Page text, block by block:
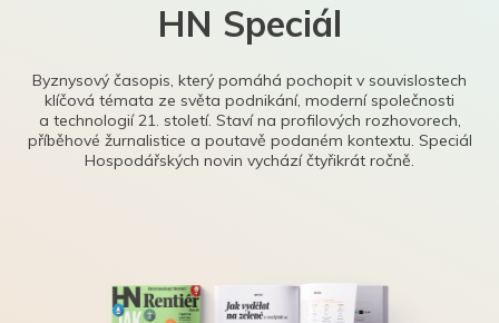
HN Speciál
Byznysový časopis, který pomáhá pochopit v souvislostech
klíčová témata ze světa podnikání, moderní společnosti
a technologií 21. století. Staví na profilových rozhovorech,
příběhové žurnalistice a poutavě podaném kontextu. Speciál
Hospodářských novin vychází čtyřikrát ročně.